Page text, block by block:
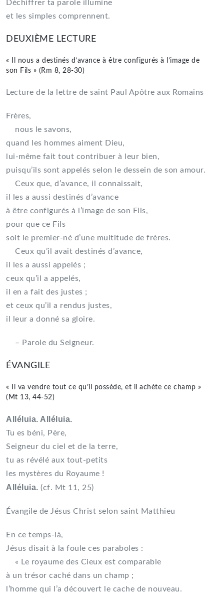
Déchiffrer ta parole illumine
et les simples comprennent.
DEUXIÈME LECTURE
« Il nous a destinés d’avance à être configurés à l’image de
son Fils » (Rm 8, 28-30)
Lecture de la lettre de saint Paul Apôtre aux Romains
Frères,
nous le savons,
quand les hommes aiment Dieu,
lui-même fait tout contribuer à leur bien,
puisqu’ils sont appelés selon le dessein de son amour.
Ceux que, d’avance, il connaissait,
il les a aussi destinés d’avance
à être configurés à l’image de son Fils,
pour que ce Fils
soit le premier-né d’une multitude de frères.
Ceux qu’il avait destinés d’avance,
il les a aussi appelés ;
ceux qu’il a appelés,
il en a fait des justes ;
et ceux qu’il a rendus justes,
il leur a donné sa gloire.
– Parole du Seigneur.
ÉVANGILE
« Il va vendre tout ce qu’il possède, et il achète ce champ »
(Mt 13, 44-52)
Alléluia. Alléluia.
Tu es béni, Père,
Seigneur du ciel et de la terre,
tu as révélé aux tout-petits
les mystères du Royaume !
Alléluia. (cf. Mt 11, 25)
Évangile de Jésus Christ selon saint Matthieu
En ce temps-là,
Jésus disait à la foule ces paraboles :
« Le royaume des Cieux est comparable
à un trésor caché dans un champ ;
l’homme qui l’a découvert le cache de nouveau.